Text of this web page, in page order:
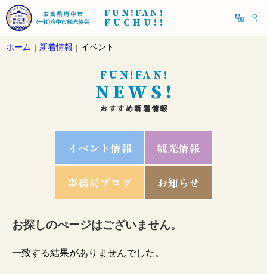
FUN!FAN!
FUCHU!!
ホーム ｜ 新着情報 ｜ イベント
FUN!FAN!
NEWS!
おすすめ新着情報
イベント情報 観光情報
事務局ブログ お知らせ
お探しのぺージはございません。
一致する結果がありませんでした。